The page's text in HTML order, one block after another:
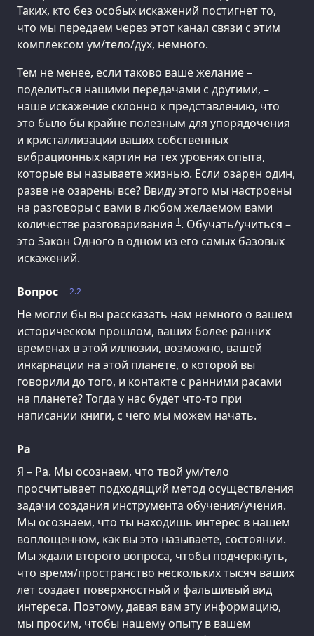
Таких, кто без особых искажений постигнет то,
что мы передаем через этот канал связи с этим
комплексом ум/тело/дух, немного.
Тем не менее, если таково ваше желание –
поделиться нашими передачами с другими, –
наше искажение склонно к представлению, что
это было бы крайне полезным для упорядочения
и кристаллизации ваших собственных
вибрационных картин на тех уровнях опыта,
которые вы называете жизнью. Если озарен один,
разве не озарены все? Ввиду этого мы настроены
на разговоры с вами в любом желаемом вами
количестве разговаривания 1. Обучать/учиться –
это Закон Одного в одном из его самых базовых
искажений.
2.2
Вопрос
Не могли бы вы рассказать нам немного о вашем
историческом прошлом, ваших более ранних
временах в этой иллюзии, возможно, вашей
инкарнации на этой планете, о которой вы
говорили до того, и контакте с ранними расами
на планете? Тогда у нас будет что-то при
написании книги, с чего мы можем начать.
Ра
Я – Ра. Мы осознаем, что твой ум/тело
просчитывает подходящий метод осуществления
задачи создания инструмента обучения/учения.
Мы осознаем, что ты находишь интерес в нашем
воплощенном, как вы это называете, состоянии.
Мы ждали второго вопроса, чтобы подчеркнуть,
что время/пространство нескольких тысяч ваших
лет создает поверхностный и фальшивый вид
интереса. Поэтому, давая вам эту информацию,
мы просим, чтобы нашему опыту в вашем